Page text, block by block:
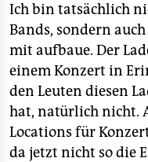
Ich bin tatsächlich
Bands, sondern
mit aufbaue. Der
einem Konzert in
den Leuten diesen
hat, natürlich nicht.
Locations für
da jetzt nicht so die